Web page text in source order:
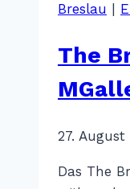
Breslau
The
Von
27. August
Das The